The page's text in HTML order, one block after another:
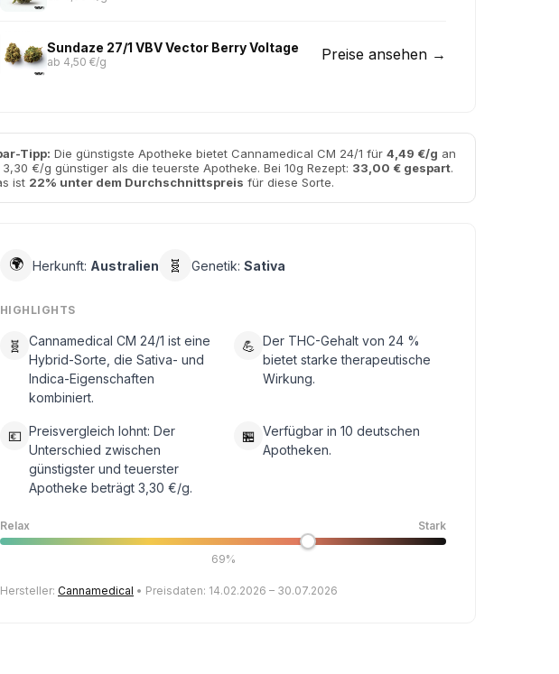
Sundaze 27/1 VBV Vector Berry Voltage
ab 4,50 €/g Preise ansehen →
Tipp: Die günstigste Apotheke bietet Cannamedical CM 24/1 für 4,49 €/g an
€/g günstiger als die teuerste Apotheke. Bei 10g Rezept: 33,00 € gespart.
ist 22% unter dem Durchschnittspreis für diese Sorte.
🌍 Herkunft: Australien 🧬 Genetik: Sativa
HIGHLIGHTS
🧬
Cannamedical CM 24/1 ist eine
Hybrid-Sorte, die Sativa- und
Indica-Eigenschaften
kombiniert.
💪 Der THC-Gehalt von 24 %
bietet starke therapeutische
Wirkung.
💶 Preisvergleich lohnt: Der
Unterschied zwischen
günstigster und teuerster
Apotheke beträgt 3,30 €/g.
🏪 Verfügbar in 10 deutschen
Apotheken.
Relax Stark
69%
Hersteller: Cannamedical • Preisdaten: 14.02.2026 – 30.07.2026